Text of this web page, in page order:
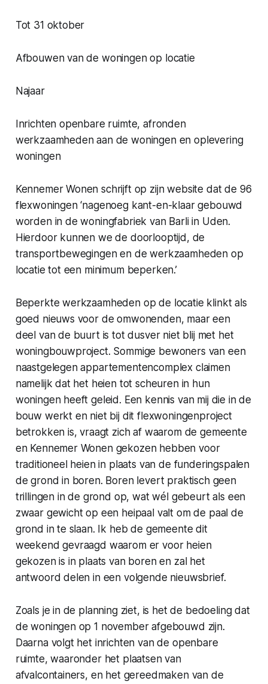
Tot 31 oktober
Afbouwen van de woningen op locatie
Najaar
Inrichten openbare ruimte, afronden
werkzaamheden aan de woningen en oplevering
woningen
Kennemer Wonen schrijft op zijn website dat de 96
flexwoningen ‘nagenoeg kant-en-klaar gebouwd
worden in de woningfabriek van Barli in Uden.
Hierdoor kunnen we de doorlooptijd, de
transportbewegingen en de werkzaamheden op
locatie tot een minimum beperken.’
Beperkte werkzaamheden op de locatie klinkt als
goed nieuws voor de omwonenden, maar een
deel van de buurt is tot dusver niet blij met het
woningbouwproject. Sommige bewoners van een
naastgelegen appartementencomplex claimen
namelijk dat het heien tot scheuren in hun
woningen heeft geleid. Een kennis van mij die in de
bouw werkt en niet bij dit flexwoningenproject
betrokken is, vraagt zich af waarom de gemeente
en Kennemer Wonen gekozen hebben voor
traditioneel heien in plaats van de funderingspalen
de grond in boren. Boren levert praktisch geen
trillingen in de grond op, wat wél gebeurt als een
zwaar gewicht op een heipaal valt om de paal de
grond in te slaan. Ik heb de gemeente dit
weekend gevraagd waarom er voor heien
gekozen is in plaats van boren en zal het
antwoord delen in een volgende nieuwsbrief.
Zoals je in de planning ziet, is het de bedoeling dat
de woningen op 1 november afgebouwd zijn.
Daarna volgt het inrichten van de openbare
ruimte, waaronder het plaatsen van
afvalcontainers, en het gereedmaken van de